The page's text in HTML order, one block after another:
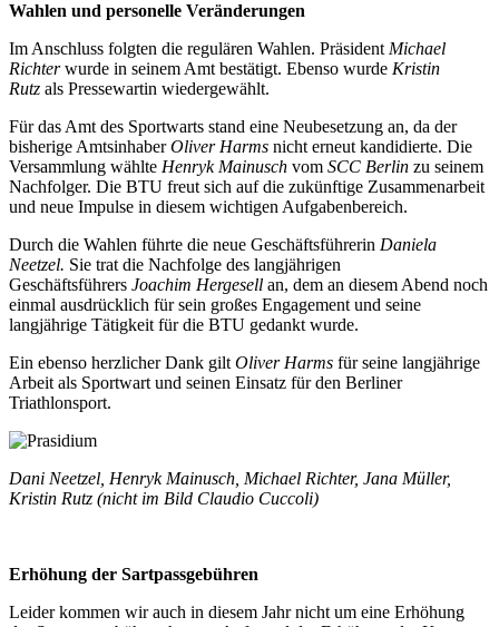
Wahlen und personelle Veränderungen
Im Anschluss folgten die regulären Wahlen. Präsident Michael
Richterwurde in seinem Amt bestätigt. Ebenso wurde Kristin
Rutz als Pressewartin wiedergewählt.
Für das Amt des Sportwarts stand eine Neubesetzung an, da der
bisherige AmtsinhaberOliver Harms nicht erneut kandidierte. Die
Versammlung wählte Henryk Mainusch vom SCC Berlin zu seinem
Nachfolger. Die BTU freut sich auf die zukünftige Zusammenarbeit
und neue Impulse in diesem wichtigen Aufgabenbereich.
Durch die Wahlen führte die neue Geschäftsführerin Daniela
Neetzel. Sie trat die Nachfolge des langjährigen
Geschäftsführers Joachim Hergesell an, dem an diesem Abend noch
einmal ausdrücklich für sein großes Engagement und seine
langjährige Tätigkeit für die BTU gedankt wurde.
Ein ebenso herzlicher Dank gilt Oliver Harms für seine langjährige
Arbeit als Sportwart und seinen Einsatz für den Berliner
Triathlonsport.
Dani Neetzel, Henryk Mainusch, Michael Richter, Jana Müller,
Kristin Rutz (nicht im Bild Claudio Cuccoli)
Erhöhung der Sartpassgebühren
Leider kommen wir auch in diesem Jahr nicht um eine Erhöhung